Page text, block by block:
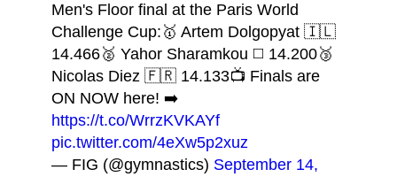
Men's Floor final at the Paris World
Challenge Cup: 🥇 Artem Dolgopyat 🇮🇱
14.466🥈 Yahor Sharamkou ◻️ 14.200🥉
Nicolas Diez 🇫🇷 14.133📺 Finals are
ON NOW here! ➡️
https://t.co/WrrzKVKAYf
pic.twitter.com/4eXw5p2xuz
— FIG (@gymnastics) September 14,